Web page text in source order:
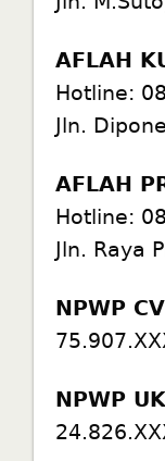
AFLAH
Hotline:
Jln.
AFLAH
Hotline:
Jln. Raya
NPWP
NPWP